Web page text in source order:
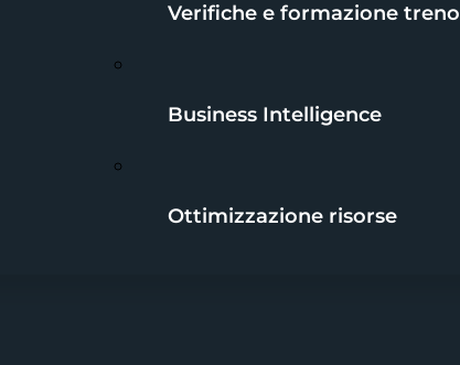
Verifiche e formazione treno
Business Intelligence
Ottimizzazione risorse